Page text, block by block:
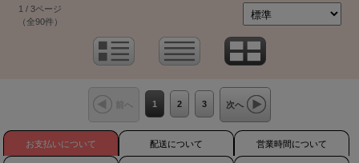
1 / 3ページ
（全90件）
前へ 1 2 3 次へ
お支払いについて 配送について 営業時間について